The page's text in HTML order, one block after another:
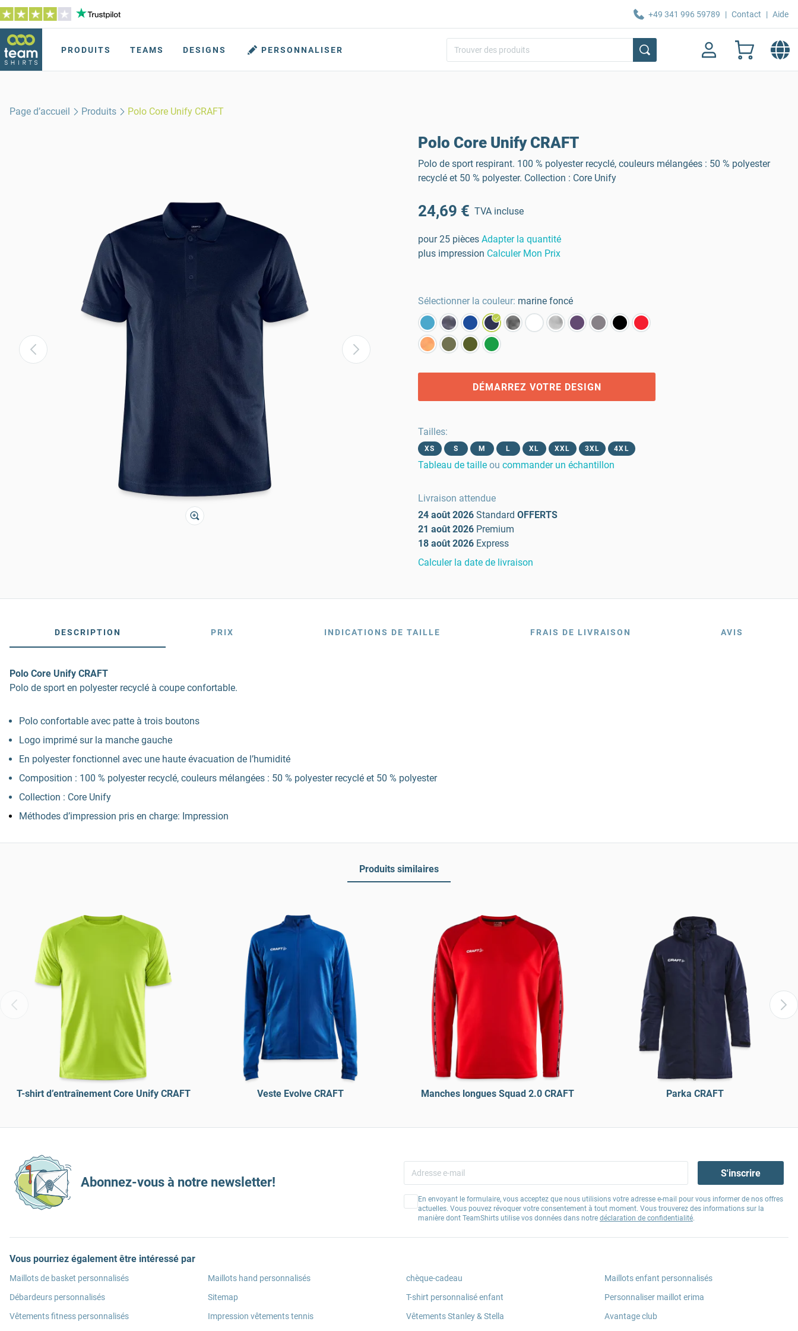
+49 341 996 59789 | Contact | Aide
PRODUITS TEAMS DESIGNS PERSONNALISER
Page d’accueil Produits Polo Core Unify CRAFT
Polo Core Unify CRAFT
Polo de sport respirant. 100 % polyester recyclé, couleurs mélangées : 50 % polyester
recyclé et 50 % polyester. Collection : Core Unify
24,69 € TVA incluse
pour 25 pièces Adapter la quantité
plus impression Calculer Mon Prix
Sélectionner la couleur: marine foncé
DÉMARREZ VOTRE DESIGN
Tailles:
XS S M L XL XXL 3XL 4XL
Tableau de taille ou commander un échantillon
Livraison attendue
24 août 2026 Standard OFFERTS
21 août 2026 Premium
18 août 2026 Express
Calculer la date de livraison
DESCRIPTION PRIX INDICATIONS DE TAILLE FRAIS DE LIVRAISON AVIS
Polo Core Unify CRAFT
Polo de sport en polyester recyclé à coupe confortable.
Polo confortable avec patte à trois boutons
Logo imprimé sur la manche gauche
En polyester fonctionnel avec une haute évacuation de l’humidité
Composition : 100 % polyester recyclé, couleurs mélangées : 50 % polyester recyclé et 50 % polyester
Collection : Core Unify
Méthodes d’impression pris en charge: Impression
Produits similaires
T-shirt d’entraînement Core Unify CRAFT Veste Evolve CRAFT Manches longues Squad 2.0 CRAFT Parka CRAFT
Abonnez-vous à notre newsletter!
S'inscrire
En envoyant le formulaire, vous acceptez que nous utilisions votre adresse e-mail pour vous informer de nos offres
actuelles. Vous pouvez révoquer votre consentement à tout moment. Vous trouverez des informations sur la
manière dont TeamShirts utilise vos données dans notre déclaration de confidentialité.
Vous pourriez également être intéressé par
Maillots de basket personnalisés
Débardeurs personnalisés
Vêtements fitness personnalisés
Maillots hand personnalisés
Sitemap
Impression vêtements tennis
chèque-cadeau
T-shirt personnalisé enfant
Vêtements Stanley & Stella
Maillots enfant personnalisés
Personnaliser maillot erima
Avantage club